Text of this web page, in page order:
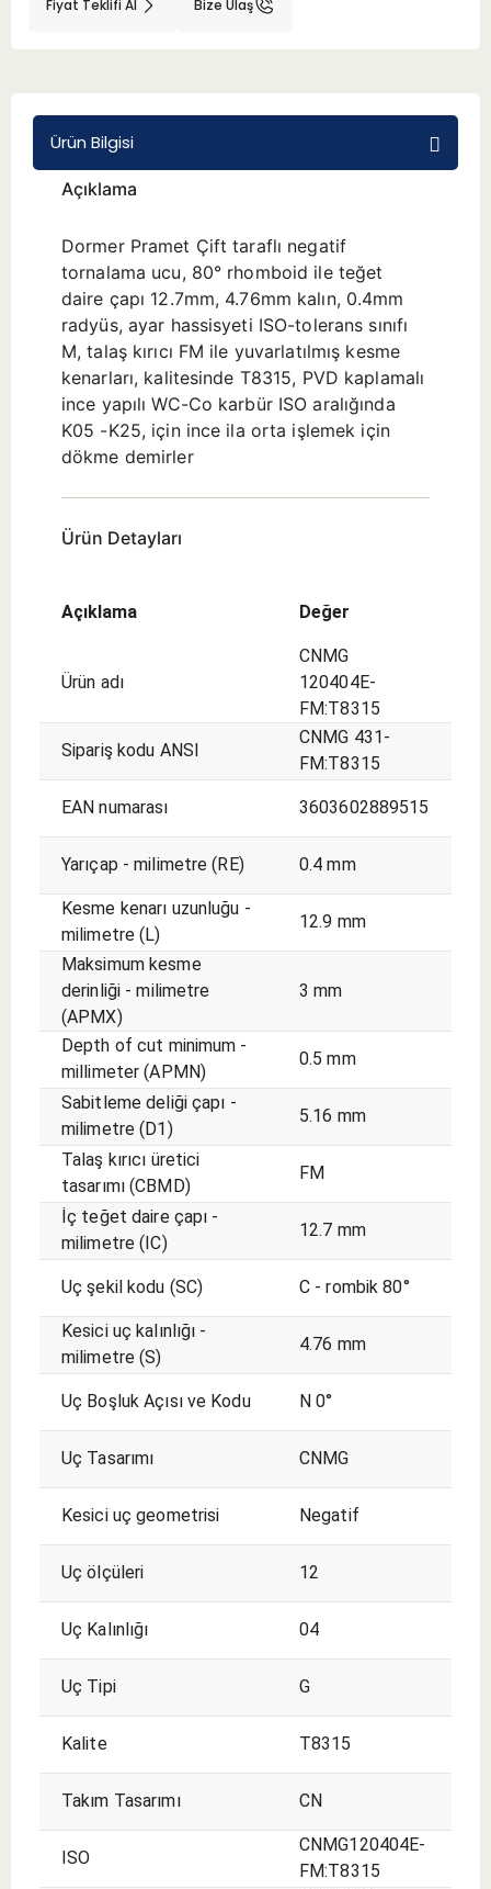
Adaptörler
Aksesuarlar
Fiyat Teklifi Al Bize Ulaş
Ürün Bilgisi
Açıklama
Dormer Pramet Çift taraflı negatif
tornalama ucu, 80° rhomboid ile teğet
daire çapı 12.7mm, 4.76mm kalın, 0.4mm
radyüs, ayar hassisyeti ISO-tolerans sınıfı
M, talaş kırıcı FM ile yuvarlatılmış kesme
kenarları, kalitesinde T8315, PVD kaplamalı
ince yapılı WC-Co karbür ISO aralığında
K05 -K25, için ince ila orta işlemek için
dökme demirler
Ürün Detayları
Açıklama Değer
Ürün adı
CNMG
120404E-
FM:T8315
Sipariş kodu ANSI
CNMG 431-
FM:T8315
EAN numarası 3603602889515
Yarıçap - milimetre (RE) 0.4 mm
Kesme kenarı uzunluğu -
milimetre (L)
12.9 mm
Maksimum kesme
derinliği - milimetre
(APMX)
3 mm
Depth of cut minimum -
millimeter (APMN)
0.5 mm
Sabitleme deliği çapı -
milimetre (D1)
5.16 mm
Talaş kırıcı üretici
tasarımı (CBMD)
FM
İç teğet daire çapı -
milimetre (IC)
12.7 mm
Uç şekil kodu (SC) C - rombik 80°
Kesici uç kalınlığı -
milimetre (S)
4.76 mm
Uç Boşluk Açısı ve Kodu N 0°
Uç Tasarımı CNMG
Kesici uç geometrisi Negatif
Uç ölçüleri 12
Uç Kalınlığı 04
Uç Tipi G
Kalite T8315
Takım Tasarımı CN
ISO
CNMG120404E-
FM:T8315